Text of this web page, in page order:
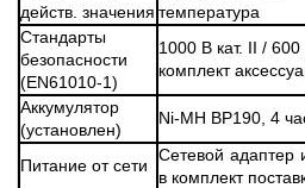
действ. значения температура
Стандарты
безопасности
(EN61010-1)
1000 В кат. II /
комплект
Аккумулятор
(установлен)
Ni-MH BP190, 4
Питание от сети
Сетевой адаптер
в комплект